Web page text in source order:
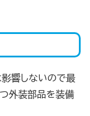
響しないので最
外装部品を装備